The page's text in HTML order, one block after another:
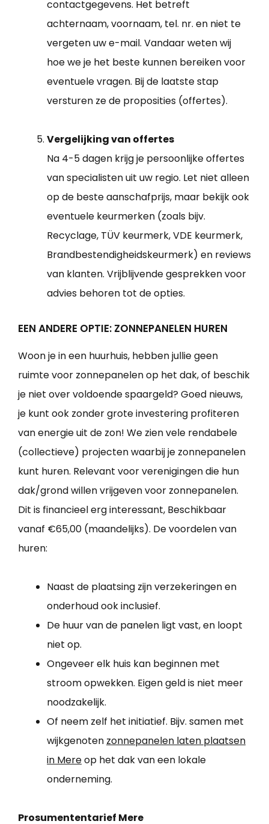
contactgegevens. Het betreft
achternaam, voornaam, tel. nr. en niet te
vergeten uw e-mail. Vandaar weten wij
hoe we je het beste kunnen bereiken voor
eventuele vragen. Bij de laatste stap
versturen ze de proposities (offertes).
Vergelijking van offertes
Na 4-5 dagen krijg je persoonlijke offertes
van specialisten uit uw regio. Let niet alleen
op de beste aanschafprijs, maar bekijk ook
eventuele keurmerken (zoals bijv.
Recyclage, TÜV keurmerk, VDE keurmerk,
Brandbestendigheidskeurmerk) en reviews
van klanten. Vrijblijvende gesprekken voor
advies behoren tot de opties.
EEN ANDERE OPTIE: ZONNEPANELEN HUREN
Woon je in een huurhuis, hebben jullie geen
ruimte voor zonnepanelen op het dak, of beschik
je niet over voldoende spaargeld? Goed nieuws,
je kunt ook zonder grote investering profiteren
van energie uit de zon! We zien vele rendabele
(collectieve) projecten waarbij je zonnepanelen
kunt huren. Relevant voor verenigingen die hun
dak/grond willen vrijgeven voor zonnepanelen.
Dit is financieel erg interessant, Beschikbaar
vanaf €65,00 (maandelijks). De voordelen van
huren:
Naast de plaatsing zijn verzekeringen en
onderhoud ook inclusief.
De huur van de panelen ligt vast, en loopt
niet op.
Ongeveer elk huis kan beginnen met
stroom opwekken. Eigen geld is niet meer
noodzakelijk.
Of neem zelf het initiatief. Bijv. samen met
wijkgenoten zonnepanelen laten plaatsen
in Mereop het dak van een lokale
onderneming.
Prosumententarief Mere